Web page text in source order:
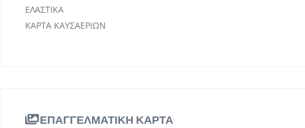
ΕΛΑΣΤΙΚΑ
ΚΑΡΤΑ ΚΑΥΣΑΕΡΙΩΝ
ΕΠΑΓΓΕΛΜΑΤΙΚΗ ΚΑΡΤΑ